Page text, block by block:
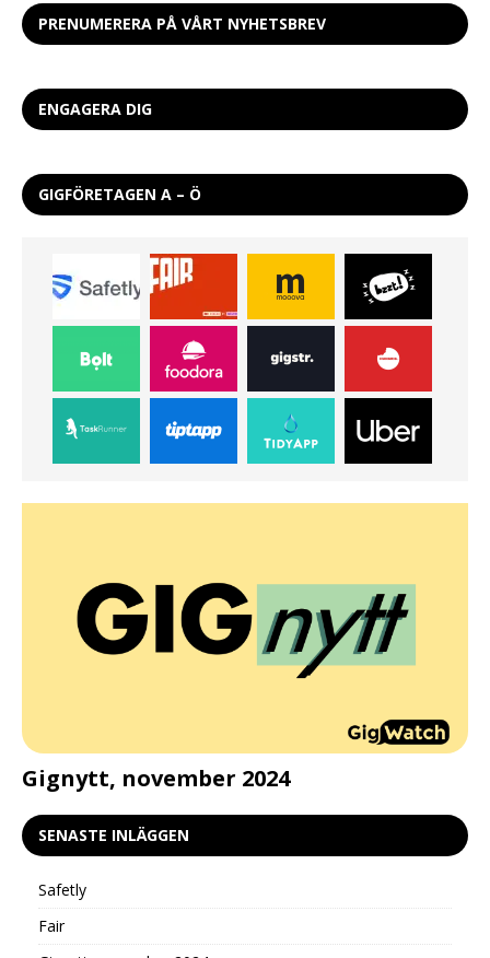
PRENUMERERA PÅ VÅRT NYHETSBREV
ENGAGERA DIG
GIGFÖRETAGEN A – Ö
Gignytt, november 2024
SENASTE INLÄGGEN
Safetly
Fair